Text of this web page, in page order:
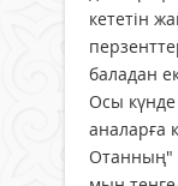
кететін
баладан
Осы
аналарға
Отанның"